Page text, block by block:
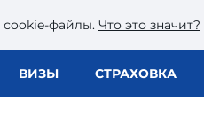
сookie-файлы. Что это значит?
ВИЗЫ СТРАХОВКА